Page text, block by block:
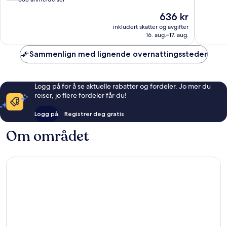
Prisen
636 kr
636 kr
inkludert skatter og avgifter
16. aug.–17. aug.
Sammenlign med lignende overnattingssteder
Logg på for å se aktuelle rabatter og fordeler. Jo mer du
reiser, jo flere fordeler får du!
Logg på Registrer deg gratis
Om området